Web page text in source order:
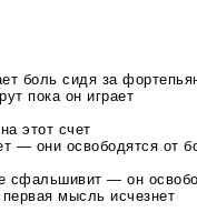
боль сидя за
пока он играет
этот счет
— они освободятся от
сфальшивит — он
мысль исчезнет